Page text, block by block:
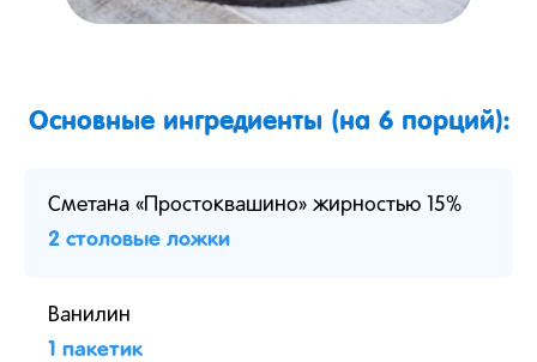
Основные ингредиенты (на 6 порций):
Сметана «Простоквашино» жирностью 15%
2 столовые ложки
Ванилин
1 пакетик